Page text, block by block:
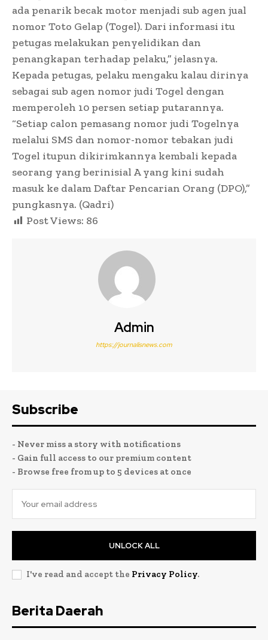
ada penarik becak motor menjadi sub agen jual
nomor Toto Gelap (Togel). Dari informasi itu
petugas melakukan penyelidikan dan
penangkapan terhadap pelaku,” jelasnya.
Kepada petugas, pelaku mengaku kalau dirinya
sebagai sub agen nomor judi Togel dengan
memperoleh 10 persen setiap putarannya.
“Setiap calon pemasang nomor judi Togelnya
melalui SMS dan nomor-nomor tebakan judi
Togel itupun dikirimkannya kembali kepada
seorang yang berinisial A yang kini sudah
masuk ke dalam Daftar Pencarian Orang (DPO),”
pungkasnya. (Qadri)
Post Views: 86
Admin
https://journalisnews.com
Subscribe
- Never miss a story with notifications
- Gain full access to our premium content
- Browse free from up to 5 devices at once
UNLOCK ALL
I've read and accept the Privacy Policy.
Berita Daerah